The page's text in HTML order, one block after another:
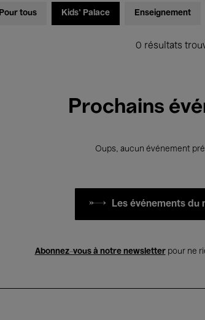
Pour tous Kids’ Palace Enseignement
0 résultats
Prochains
Oups, aucun événement
Les événements du
Abonnez-vous à notre newsletterpour ne